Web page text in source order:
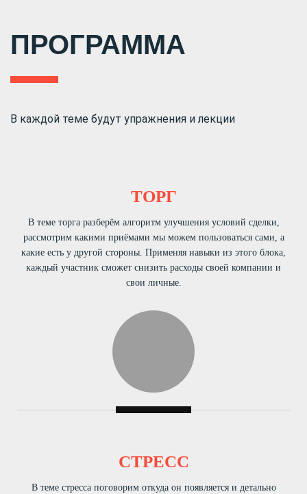
ПРОГРАММА
В каждой теме будут упражнения и лекции
ТОРГ
В теме торга разберём алгоритм улучшения условий сделки,
рассмотрим какими приёмами мы можем пользоваться сами, а
какие есть у другой стороны. Применяя навыки из этого блока,
каждый участник сможет снизить расходы своей компании и
свои личные.
СТРЕСС
В теме стресса поговорим откуда он появляется и детально